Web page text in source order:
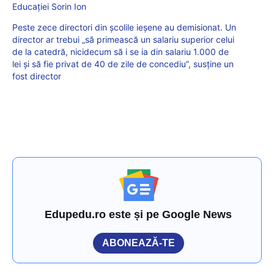
Educației Sorin Ion
Peste zece directori din şcolile ieşene au demisionat. Un
director ar trebui „să primească un salariu superior celui
de la catedră, nicidecum să i se ia din salariu 1.000 de
lei şi să fie privat de 40 de zile de concediu”, susţine un
fost director
Edupedu.ro este și pe Google News
ABONEAZĂ-TE